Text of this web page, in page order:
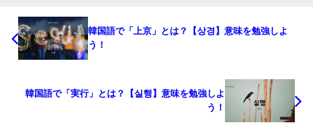
韓国語で「上京」とは？【상경】意味を勉強しよ
う！
韓国語で「実行」とは？【실행】意味を勉強しよ
う！